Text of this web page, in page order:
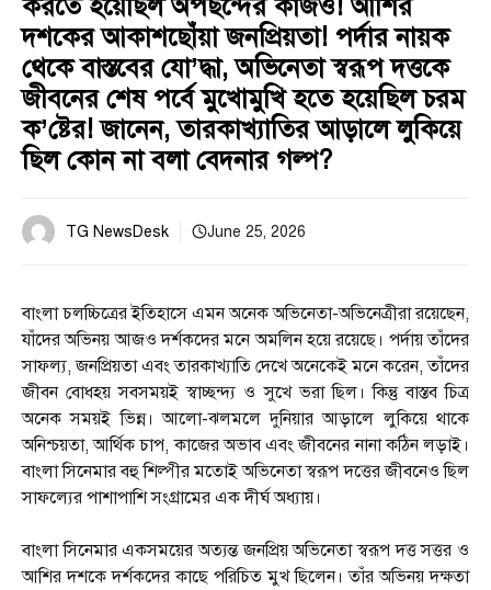
করতে হয়েছিল অপছন্দের কাজও! আশির
দশকের আকাশছোঁয়া জনপ্রিয়তা! পর্দার নায়ক
থেকে বাস্তবের যো’দ্ধা, অভিনেতা স্বরূপ দত্তকে
জীবনের শেষ পর্বে মুখোমুখি হতে হয়েছিল চরম
ক’ষ্টের! জানেন, তারকাখ্যাতির আড়ালে লুকিয়ে
ছিল কোন না বলা বেদনার গল্প?
TG NewsDesk June 25, 2026
বাংলা চলচ্চিত্রের ইতিহাসে এমন অনেক অভিনেতা-অভিনেত্রীরা রয়েছেন,
যাঁদের অভিনয় আজও দর্শকদের মনে অমলিন হয়ে রয়েছে। পর্দায় তাঁদের
সাফল্য, জনপ্রিয়তা এবং তারকাখ্যাতি দেখে অনেকেই মনে করেন, তাঁদের
জীবন বোধহয় সবসময়ই স্বাচ্ছন্দ্য ও সুখে ভরা ছিল। কিন্তু বাস্তব চিত্র
অনেক সময়ই ভিন্ন। আলো-ঝলমলে দুনিয়ার আড়ালে লুকিয়ে থাকে
অনিশ্চয়তা, আর্থিক চাপ, কাজের অভাব এবং জীবনের নানা কঠিন লড়াই।
বাংলা সিনেমার বহু শিল্পীর মতোই অভিনেতা স্বরূপ দত্তের জীবনেও ছিল
সাফল্যের পাশাপাশি সংগ্রামের এক দীর্ঘ অধ্যায়।
বাংলা সিনেমার একসময়ের অত্যন্ত জনপ্রিয় অভিনেতা স্বরূপ দত্ত সত্তর ও
আশির দশকে দর্শকদের কাছে পরিচিত মুখ ছিলেন। তাঁর অভিনয় দক্ষতা